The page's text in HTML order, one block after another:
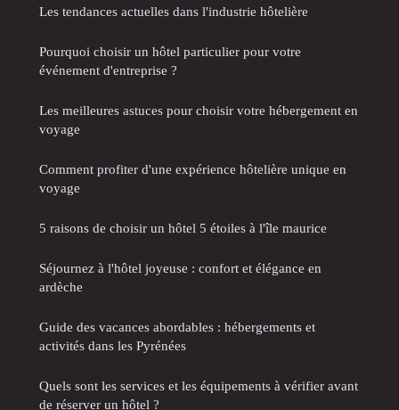
Les tendances actuelles dans l'industrie hôtelière
Pourquoi choisir un hôtel particulier pour votre
événement d'entreprise ?
Les meilleures astuces pour choisir votre hébergement en
voyage
Comment profiter d'une expérience hôtelière unique en
voyage
5 raisons de choisir un hôtel 5 étoiles à l'île maurice
Séjournez à l'hôtel joyeuse : confort et élégance en
ardèche
Guide des vacances abordables : hébergements et
activités dans les Pyrénées
Quels sont les services et les équipements à vérifier avant
de réserver un hôtel ?